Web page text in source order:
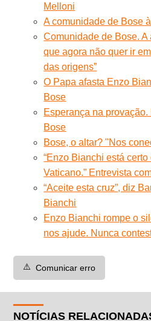
Melloni
A comunidade de Bose
Comunidade de Bose.
que agora não quer ir
das origens”
O Papa afasta Enzo
Bose
Esperança na
Bose
Bose, o altar? "Nos
“Enzo Bianchi está
Vaticano.” Entrevista
“Aceite esta cruz”, diz
Bianchi
Enzo Bianchi rompe o
nos ajude. Nunca
⚠️ Comunicar erro
NOTÍCIAS